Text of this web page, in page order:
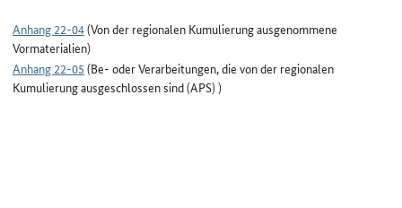
Anhang 22-04(Von der regionalen Kumulierung ausgenommene
Vormaterialien)
Anhang 22-05 (Be- oder Verarbeitungen, die von der regionalen
Kumulierung ausgeschlossen sind (APS) )